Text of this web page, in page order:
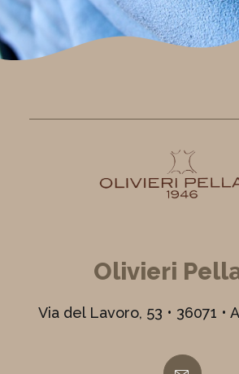
Olivieri
Via del Lavoro, 53 • 36071 •